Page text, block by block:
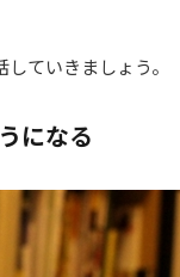
ていきましょう。
になる